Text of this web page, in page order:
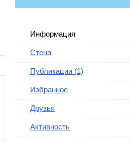
Информация
Стена
Публикации (1)
Избранное
Друзья
Активность